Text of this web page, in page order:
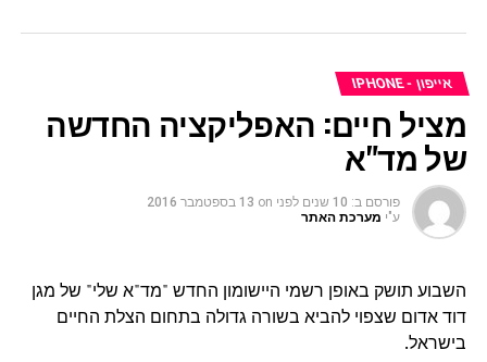
אייפון - IPHONE
מציל חיים: האפליקציה החדשה
של מד"א
פורסם ב: 10 שנים לפני on 13 בספטמבר 2016
ע"י מערכת האתר
השבוע תושק באופן רשמי היישומון החדש "מד"א שלי" של מגן
דוד אדום שצפוי להביא בשורה גדולה בתחום הצלת החיים
בישראל.